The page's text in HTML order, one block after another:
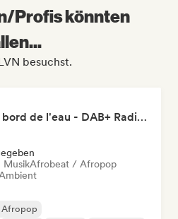
Profis könnten
besuchst.
La Radio du bord de l'eau - DAB+ Radio Station (Switzerland)
MusikAfrobeat / Afropop